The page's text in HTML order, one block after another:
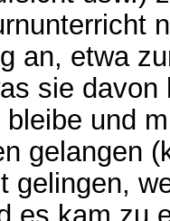
an, etwa
sie
und
gelangen
gelingen,